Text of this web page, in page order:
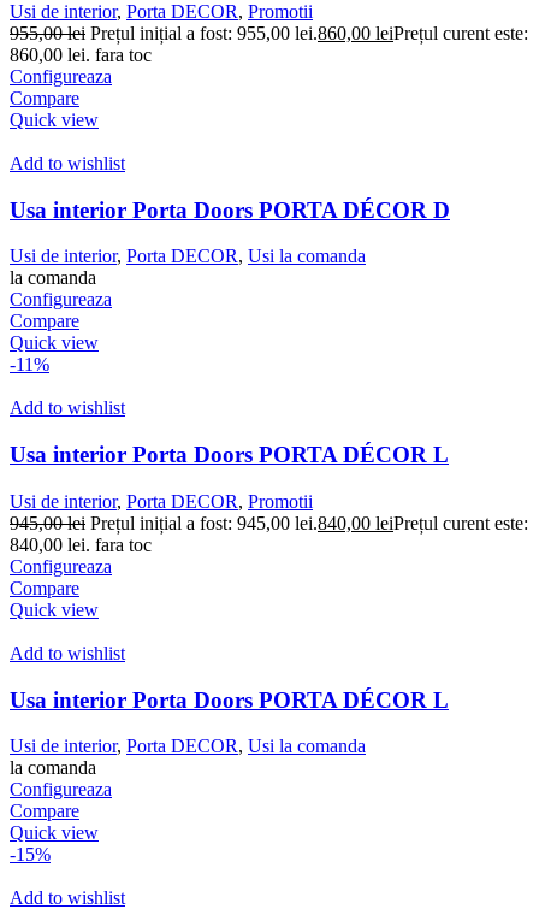
Usi de interior, Porta DECOR, Promotii
955,00lei Prețul inițial a fost: 955,00 lei.860,00 leiPrețul curent este:
860,00 lei. fara toc
Configureaza
Compare
Quick view
Add to wishlist
Usa interior Porta Doors PORTA DÉCOR D
Usi de interior, Porta DECOR, Usi la comanda
la comanda
Configureaza
Compare
Quick view
-11%
Add to wishlist
Usa interior Porta Doors PORTA DÉCOR L
Usi de interior, Porta DECOR, Promotii
945,00lei Prețul inițial a fost: 945,00 lei.840,00 leiPrețul curent este:
840,00 lei. fara toc
Configureaza
Compare
Quick view
Add to wishlist
Usa interior Porta Doors PORTA DÉCOR L
Usi de interior, Porta DECOR, Usi la comanda
la comanda
Configureaza
Compare
Quick view
-15%
Add to wishlist